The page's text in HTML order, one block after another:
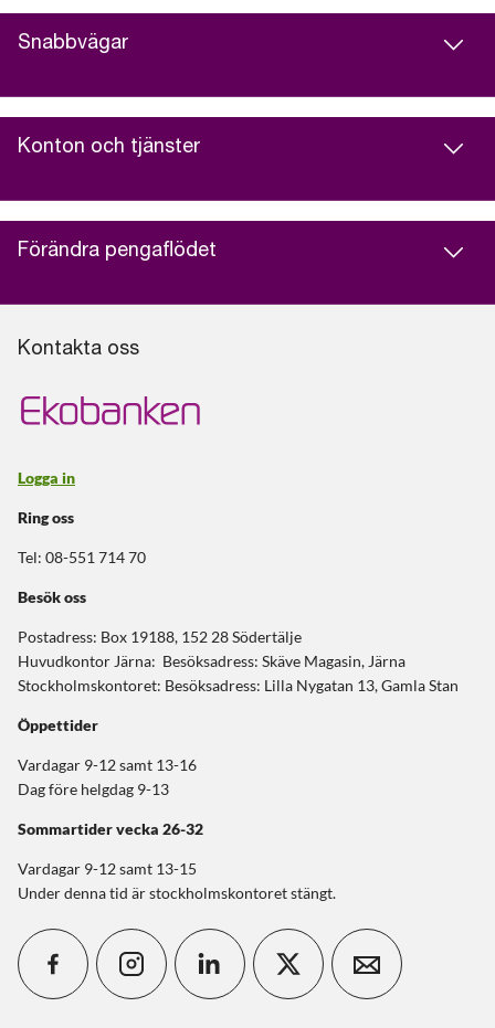
Snabbvägar
Konton och tjänster
Förändra pengaflödet
Kontakta oss
Logga in
Ring oss
Tel: 08-551 714 70
Besök oss
Postadress: Box 19188, 152 28 Södertälje
Huvudkontor Järna: Besöksadress: Skäve Magasin, Järna
Stockholmskontoret: Besöksadress: Lilla Nygatan 13, Gamla Stan
Öppettider
Vardagar 9-12 samt 13-16
Dag före helgdag 9-13
Sommartidervecka 26-32
Vardagar 9-12 samt 13-15
Under denna tid är stockholmskontoret stängt.